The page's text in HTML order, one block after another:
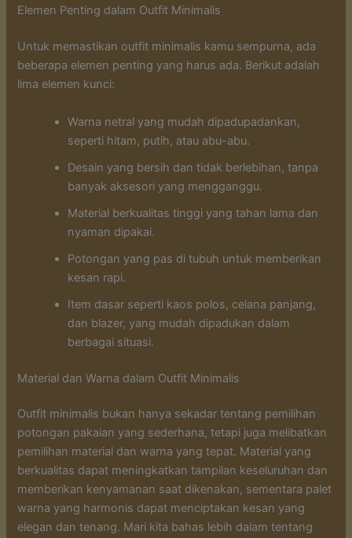
Elemen Penting dalam Outfit Minimalis
Untuk memastikan outfit minimalis kamu sempurna, ada
beberapa elemen penting yang harus ada. Berikut adalah
lima elemen kunci:
Warna netral yang mudah dipadupadankan,
seperti hitam, putih, atau abu-abu.
Desain yang bersih dan tidak berlebihan, tanpa
banyak aksesori yang mengganggu.
Material berkualitas tinggi yang tahan lama dan
nyaman dipakai.
Potongan yang pas di tubuh untuk memberikan
kesan rapi.
Item dasar seperti kaos polos, celana panjang,
dan blazer, yang mudah dipadukan dalam
berbagai situasi.
Material dan Warna dalam Outfit Minimalis
Outfit minimalis bukan hanya sekadar tentang pemilihan
potongan pakaian yang sederhana, tetapi juga melibatkan
pemilihan material dan warna yang tepat. Material yang
berkualitas dapat meningkatkan tampilan keseluruhan dan
memberikan kenyamanan saat dikenakan, sementara palet
warna yang harmonis dapat menciptakan kesan yang
elegan dan tenang. Mari kita bahas lebih dalam tentang